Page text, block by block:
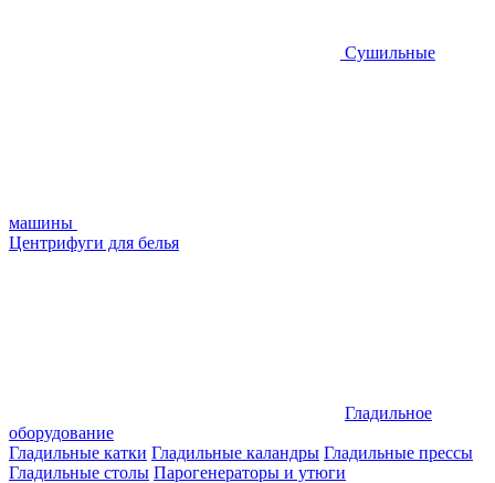
Сушильные
машины
Центрифуги для белья
Гладильное
оборудование
Гладильные катки Гладильные каландры Гладильные прессы
Гладильные столы Парогенераторы и утюги